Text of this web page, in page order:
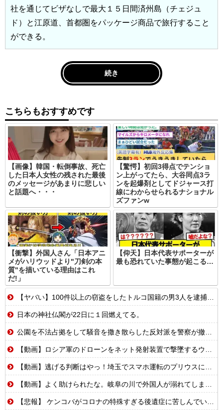
社を通じてビザなしで最大１５日間済州島（チェジュ
ド）と江原道、首都圏をパッケージ商品で旅行すること
ができる。
続き
こちらもおすすめです
【画像】韓国・転倒事故、死亡
した日本人女性の残された最後
のメッセージがあまりに悲しい
と話題へ・・・
【驚愕】初回3得点でテンショ
ン上がってたら、大谷同点3ラ
ンを起爆剤としてドジャース打
線にわからせられるナショナル
ズファンw
【衝撃】外国人さん「日本アニ
メがハリウッドより"刀剣の本
質"を描いている理由はこれ
だ!」
【仰天】日本代表サポーターが
最も恐れていた事態が起こる…
【ヤバい】100件以上の窃盗をしたトルコ国籍の男3人を逮捕 #移民 #外国人
日本の神社仏閣が22日に１回燃えてる。
公園を不法占拠をして騒音を撒き散らした反対派を警察が撤去しました！
【動画】ロシア軍のドローンをネット発射装置で撃墜するウクライナ。
【動画】逃げる判断はやっ！埼玉でスマホ運転のプリウスに当て逃げされる車載。
【動画】よく助けられたな。岐阜の川で外国人が溺れてしまう事故。
【悲報】 ケンコバがコロナの特殊すぎる後遺症に苦しんでいる模様…お前らの周りにもこんな奴いる？